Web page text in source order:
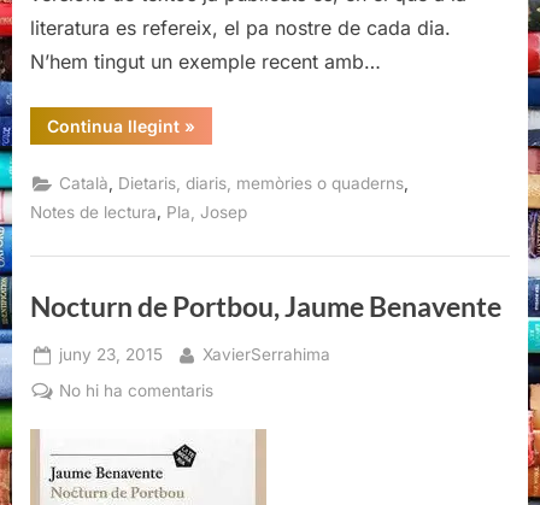
literatura es refereix, el pa nostre de cada dia.
N’hem tingut un exemple recent amb…
Continua llegint“Fer-
se
les
il·lusions
possibles,
Josep
»
Català Dietaris, diaris, memòries o quaderns
Notes de lectura, Pla, Josep
Nocturn de Portbou, Jaume Benavente
Posted
on
juny 23, 2015 By
XavierSerrahima
No hi ha comentarisa